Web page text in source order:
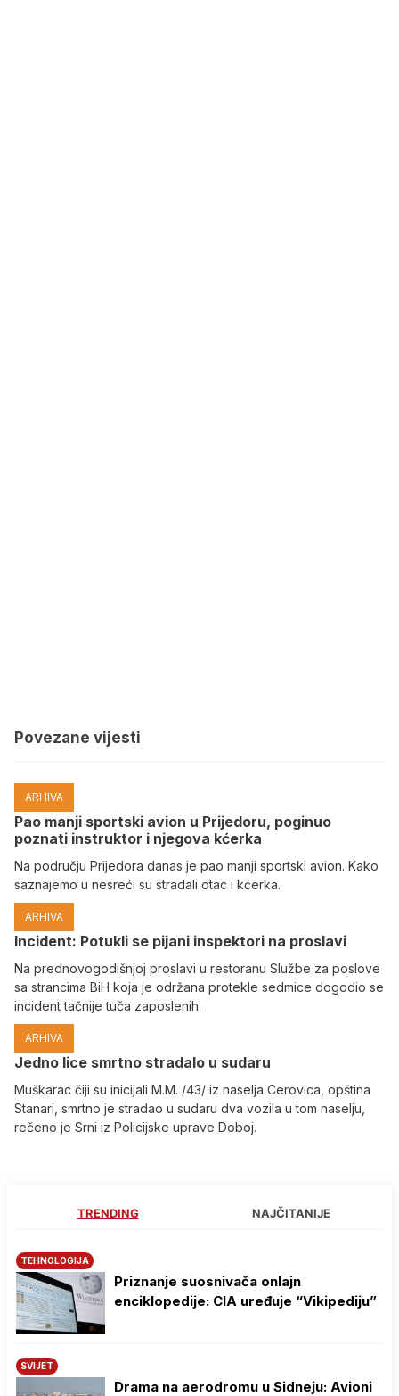
Povezane vijesti
ARHIVA
Pao manji sportski avion u Prijedoru, poginuo
poznati instruktor i njegova kćerka
Na području Prijedora danas je pao manji sportski avion. Kako
saznajemo u nesreći su stradali otac i kćerka.
ARHIVA
Incident: Potukli se pijani inspektori na proslavi
Na prednovogodišnjoj proslavi u restoranu Službe za poslove
sa strancima BiH koja je održana protekle sedmice dogodio se
incident tačnije tuča zaposlenih.
ARHIVA
Јedno lice smrtno stradalo u sudaru
Muškarac čiji su inicijali M.M. /43/ iz naselja Cerovica, opština
Stanari, smrtno je stradao u sudaru dva vozila u tom naselju,
rečeno je Srni iz Policijske uprave Doboj.
TRENDING NAJČITANIJE
TEHNOLOGIJA
Priznanje suosnivača onlajn
enciklopedije: CIA uređuje “Vikipediju”
SVIJET
Drama na aerodromu u Sidneju: Avioni